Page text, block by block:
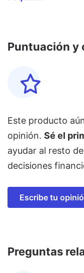
Puntuación y
Este producto
opinión. Sé el
ayudar al resto
decisiones
Escribe tu
Preguntas